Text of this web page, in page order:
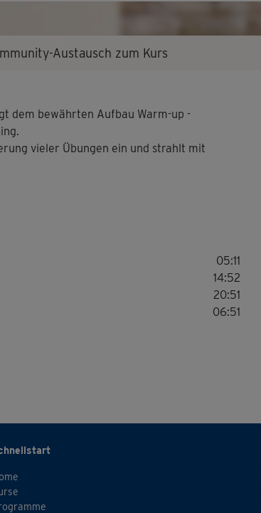
Austausch zum Kurs
dem bewährten Aufbau Warm-up -
vieler Übungen ein und strahlt mit
05:11
14:52
20:51
06:51